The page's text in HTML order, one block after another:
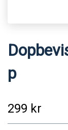
p
299 kr